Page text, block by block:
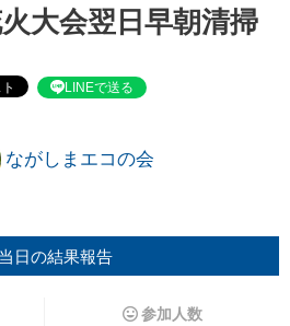
大会翌日早朝清掃
LINEで送る
ながしまエコの会
当日の結果報告
参加人数